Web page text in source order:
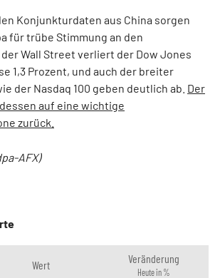
Konjunkturdaten aus China sorgen
für trübe Stimmung an den
Wall Street verliert der Dow Jones
1,3 Prozent, und auch der breiter
der Nasdaq 100 geben deutlich ab. Der
auf eine wichtige
zurück.
AFX)
Wert Veränderung
Heute in %